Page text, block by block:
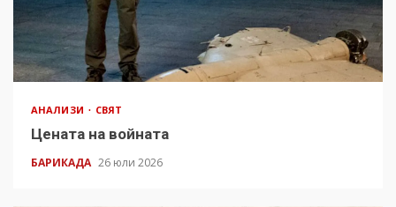
АНАЛИЗИ СВЯТ
Цената на войната
БАРИКАДА 26 юли 2026